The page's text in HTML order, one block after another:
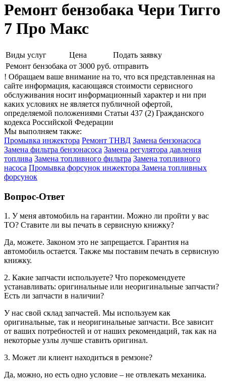
Ремонт бензобака Чери Тигго
7 Про Макс
Виды услуг Цена
Подать заявку
Ремонт бензобака от 3000 руб. отправить
! Обращаем ваше внимание на то, что вся представленная на
сайте информация, касающаяся стоимости сервисного
обслуживания носит информационный характер и ни при
каких условиях не является публичной офертой,
определяемой положениями Статьи 437 (2) Гражданского
кодекса Российской Федерации
Мы выполняем также:
Промывка инжектора Ремонт ТНВД Замена бензонасоса
Замена фильтра бензонасоса Замена регулятора давления
топлива Замена топливного фильтра Замена топливного
насоса Промывка форсунок инжектора Замена топливных
форсунок
Вопрос-Ответ
1. У меня автомобиль на гарантии. Можно ли пройти у вас
ТО? Ставите ли вы печать в сервисную книжку?
Да, можете. Законом это не запрещается. Гарантия на
автомобиль остается. Также мы поставим печать в сервисную
книжку.
2. Какие запчасти используете? Что порекомендуете
устанавливать: оригинальные или неоригинальные запчасти?
Есть ли запчасти в наличии?
У нас свой склад запчастей. Мы используем как
оригинальные, так и неоригинальные запчасти. Все зависит
от ваших потребностей и от наших рекомендаций, так как на
некоторые узлы лучше ставить оригинал.
3. Может ли клиент находиться в ремзоне?
Да, можно, но есть одно условие – не отвлекать механика.